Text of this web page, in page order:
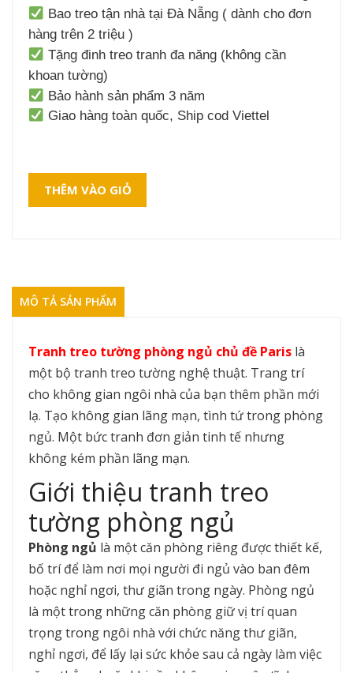
Bao treo tận nhà tại Đà Nẵng ( dành cho đơn
hàng trên 2 triệu )
Tặng đinh treo tranh đa năng (không cần
khoan tường)
Bảo hành sản phẩm 3 năm
Giao hàng toàn quốc, Ship cod Viettel
THÊM VÀO GIỎ
MÔ TẢ SẢN PHẨM
Tranh treo tường phòng ngủ chủ đề Paris là
một bộ tranh treo tường nghệ thuật. Trang trí
cho không gian ngôi nhà của bạn thêm phần mới
lạ. Tạo không gian lãng mạn, tình tứ trong phòng
ngủ. Một bức tranh đơn giản tinh tế nhưng
không kém phần lãng mạn.
Giới thiệu tranh treo
tường phòng ngủ
Phòng ngủ là một căn phòng riêng được thiết kế,
bố trí để làm nơi mọi người đi ngủ vào ban đêm
hoặc nghỉ ngơi, thư giãn trong ngày. Phòng ngủ
là một trong những căn phòng giữ vị trí quan
trọng trong ngôi nhà với chức năng thư giãn,
nghỉ ngơi, để lấy lại sức khỏe sau cả ngày làm việc